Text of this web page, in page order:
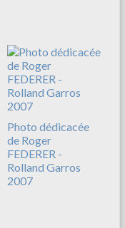
Photo dédicacée
de Roger
FEDERER -
Rolland Garros
2007